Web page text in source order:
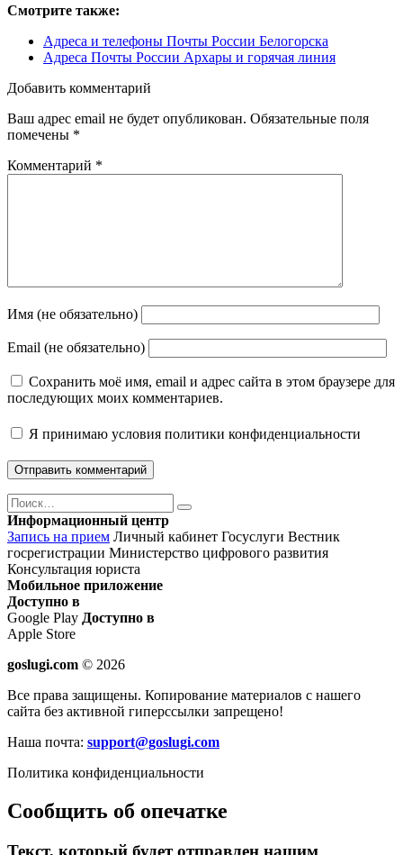
Смотрите также:
Адреса и телефоны Почты России Белогорска
Адреса Почты России Архары и горячая линия
Добавить комментарий
Ваш адрес email не будет опубликован. Обязательные поля
помечены *
Комментарий *
Имя (не обязательно)
Email (не обязательно)
Сохранить моё имя, email и адрес сайта в этом браузере для
последующих моих комментариев.
Я принимаю условия политики конфиденциальности
Поиск
Найти
Информационный центр
Запись на прием Личный кабинет Госуслуги Вестник
госрегистрации Министерство цифрового развития
Консультация юриста
Мобильное приложение
Доступно в
Google Play Доступно в
Apple Store
goslugi.com © 2026
Все права защищены. Копирование материалов с нашего
сайта без активной гиперссылки запрещено!
Наша почта: support@goslugi.com
Политика конфиденциальности
Сообщить об опечатке
Текст, который будет отправлен нашим